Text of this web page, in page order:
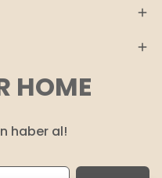
HOME
haber al!